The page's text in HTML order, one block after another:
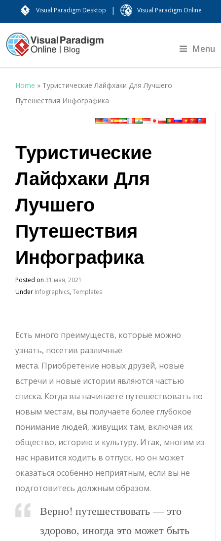
Visual Paradigm Desktop | Visual Paradigm Online
Menu
Home » Туристические Лайфхаки Для Лучшего
Путешествия Инфографика
Туристические
Лайфхаки Для
Лучшего
Путешествия
Инфографика
Posted on31 мая, 2021
Under Infographics,Templates
Есть много преимуществ, которые можно
узнать, посетив различные
места. Приобретение новых друзей, новые
встречи и новые истории являются частью
списка. Когда вы начинаете путешествовать по
новым местам, вы получаете более глубокое
понимание людей, живущих там, включая их
общество, историю и культуру. Итак, многим из
нас нравится ходить в отпуск, но он может
оказаться особенно неприятным, если вы не
подготовитесь должным образом.
Верно! путешествовать — это
здорово, иногда это может быть